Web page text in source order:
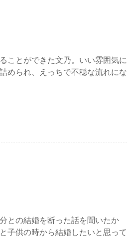
ことができた文乃。いい雰囲気に
められ、えっちで不穏な流れにな
との結婚を断った話を聞いたか
子供の時から結婚したいと思って